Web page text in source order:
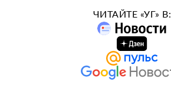
ЧИТАЙТЕ «УГ» В: